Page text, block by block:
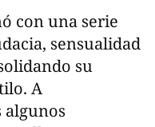
con una serie
sensualidad
su
A